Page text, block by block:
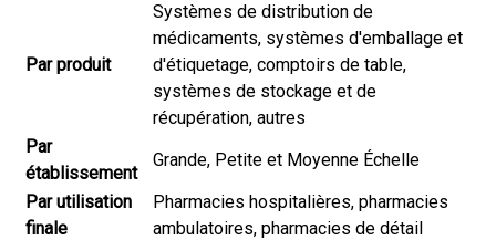
Par produit
Systèmes de distribution de
médicaments, systèmes d'emballage et
d'étiquetage, comptoirs de table,
systèmes de stockage et de
récupération, autres
Par
établissement
Grande, Petite et Moyenne Échelle
Par utilisation
finale
Pharmacies hospitalières, pharmacies
ambulatoires, pharmacies de détail